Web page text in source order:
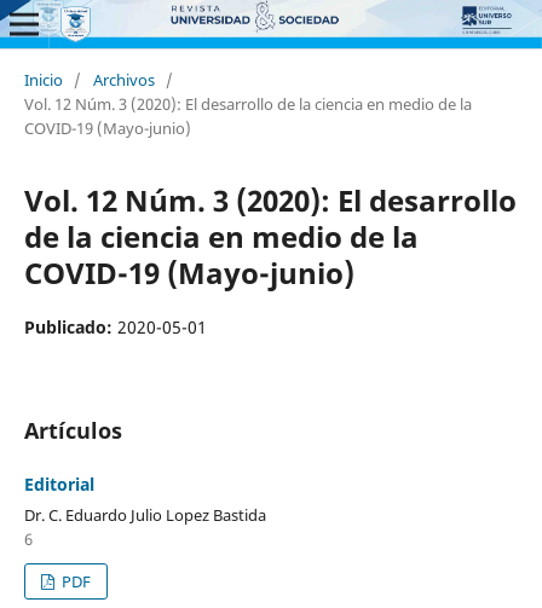
Inicio / Archivos /
Vol. 12 Núm. 3 (2020): El desarrollo de la ciencia en medio de la
COVID-19 (Mayo-junio)
Vol. 12 Núm. 3 (2020): El desarrollo
de la ciencia en medio de la
COVID-19 (Mayo-junio)
Publicado: 2020-05-01
Artículos
Editorial
Dr. C. Eduardo Julio Lopez Bastida
6
PDF